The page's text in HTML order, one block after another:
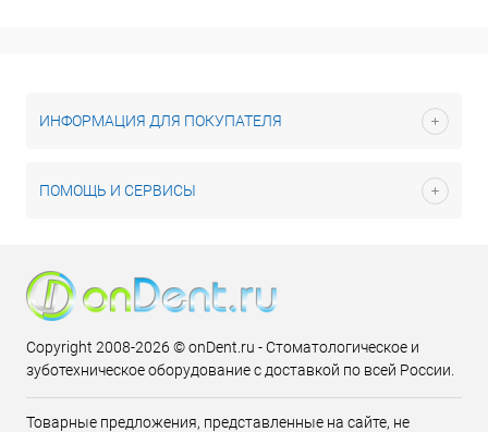
ИНФОРМАЦИЯ ДЛЯ ПОКУПАТЕЛЯ
ПОМОЩЬ И СЕРВИСЫ
Copyright 2008-2026 © onDent.ru - Стоматологическое и
зуботехническое оборудование с доставкой по всей России.
Товарные предложения, представленные на сайте, не